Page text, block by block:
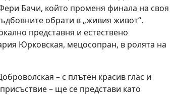
Бачи, който променя финала на своя
обрати в „живия живот“.
представня и естествено
Юрковская, мецосопран, в ролята на
– с плътен красив глас и
– ще се представи като